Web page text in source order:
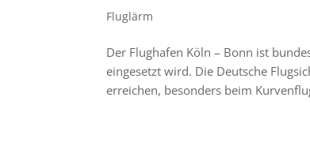
Fluglärm
Der Flughafen Köln – Bonn ist
eingesetzt wird. Die Deutsche
erreichen, besonders beim